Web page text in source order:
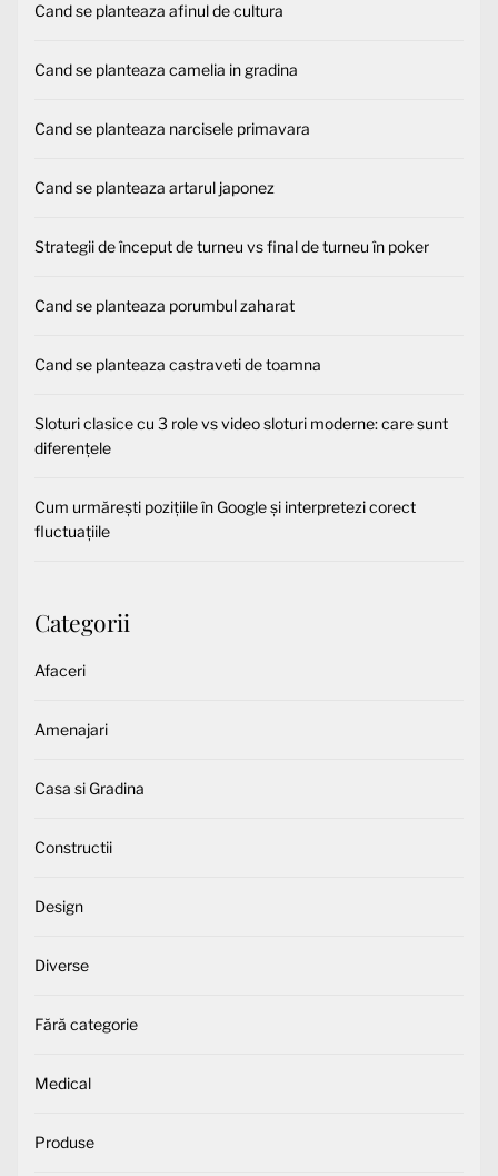
Cand se planteaza afinul de cultura
Cand se planteaza camelia in gradina
Cand se planteaza narcisele primavara
Cand se planteaza artarul japonez
Strategii de început de turneu vs final de turneu în poker
Cand se planteaza porumbul zaharat
Cand se planteaza castraveti de toamna
Sloturi clasice cu 3 role vs video sloturi moderne: care sunt
diferențele
Cum urmărești pozițiile în Google și interpretezi corect
fluctuațiile
Categorii
Afaceri
Amenajari
Casa si Gradina
Constructii
Design
Diverse
Fără categorie
Medical
Produse